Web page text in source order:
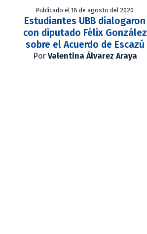
Publicado el 18 de agosto del 2020
Estudiantes UBB dialogaron
con diputado Félix González
sobre el Acuerdo de Escazú
Por Valentina Álvarez Araya